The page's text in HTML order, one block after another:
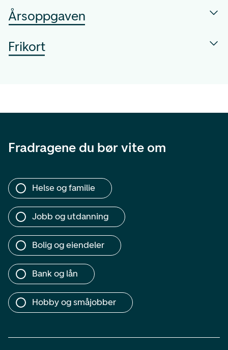
Årsoppgaven
Frikort
Fradragene du bør vite om
Helse og familie
Jobb og utdanning
Bolig og eiendeler
Bank og lån
Hobby og småjobber